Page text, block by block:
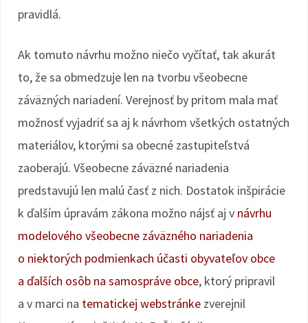
pravidlá.
Ak tomuto návrhu možno niečo vyčítať, tak akurát
to, že sa obmedzuje len na tvorbu všeobecne
záväzných nariadení. Verejnosť by pritom mala mať
možnosť vyjadriť sa aj k návrhom všetkých ostatných
materiálov, ktorými sa obecné zastupiteľstvá
zaoberajú. Všeobecne záväzné nariadenia
predstavujú len malú časť z nich. Dostatok inšpirácie
k ďalším úpravám zákona možno nájsť aj v návrhu
modelového všeobecne záväzného nariadenia
o niektorých podmienkach účasti obyvateľov obce
a ďalších osôb na samospráve obce, ktorý pripravil
a v marci na tematickej webstránke zverejnil